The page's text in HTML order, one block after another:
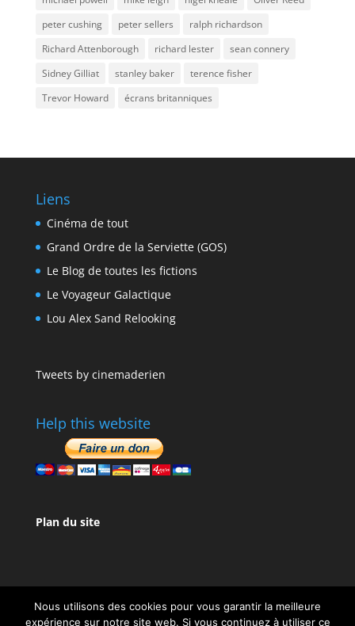
peter cushing
peter sellers
ralph richardson
Richard Attenborough
richard lester
sean connery
Sidney Gilliat
stanley baker
terence fisher
Trevor Howard
écrans britanniques
Liens
Cinéma de tout
Grand Ordre de la Serviette (GOS)
Le Blog de toutes les fictions
Le Voyageur Galactique
Lou Alex Sand Relooking
Tweets by cinemaderien
Help this website
Plan du site
Nous utilisons des cookies pour vous garantir la meilleure
expérience sur notre site web. Si vous continuez à utiliser ce